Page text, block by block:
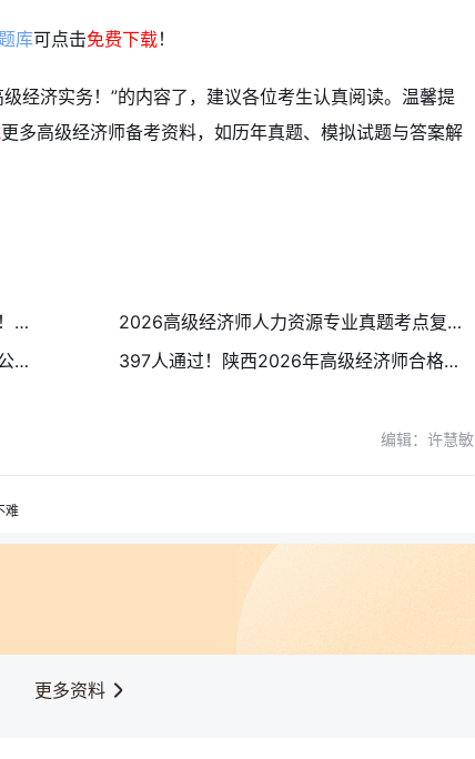
库可点击免费下载！
经济实务！”的内容了，建议各位考生认真阅读。温馨提
更多高级经济师备考资料，如历年真题、模拟试题与答案解
2026重庆高级经济师继续教育细则已定！各省高级经济师继续教育政策全梳理
2026高级经济师人力资源专业真题考点复盘：今年考了什么？27年大概率还考
各省2026年高级经济师考试合格人数及公示时间汇总（更新中）
397人通过！陕西2026年高级经济师合格人员名单公示，合格证明开始邮寄
编辑：许慧敏
难
更多资料